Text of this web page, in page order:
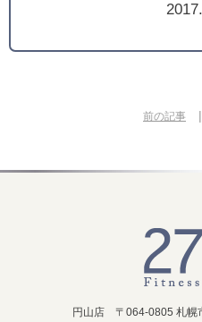
前の記事
円山店 〒064-0805 札幌